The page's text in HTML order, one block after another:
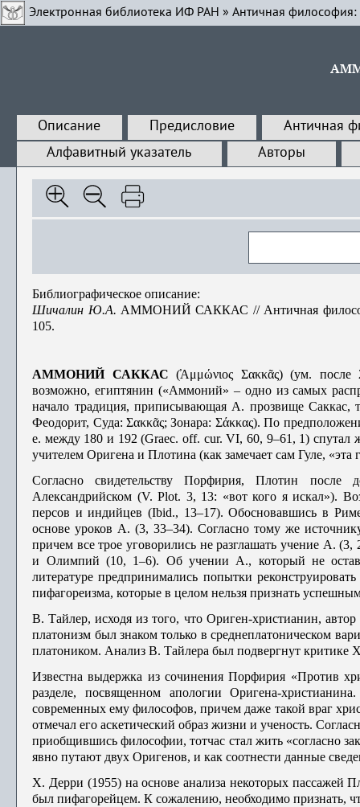
Электронная библиотека ИФ РАН » Античная философия:
Описание Предисловие
Античная
Алфавитный указатель
Авторы
Библиографическое описание:
Шичалин Ю.А. АММОНИЙ САККАС // Античная
105.
АММОНИЙ САККАС (̕Αμμώνιος Σακκᾶς) (ум.
возможно, египтянин («Аммоний» – одно из самых
начало традиция, приписывающая А. прозвище
Феодорит, Суда: Σακκᾶς; Зонара: Σάκκας). По
е. между 180 и 192 (Graec. off. cur. VI, 60, 9–61, 1)
учителем Оригена и Плотина (как замечает сам Гуле,
Согласно свидетельству Порфирия, Плотин после
Александрийском (V. Plot. 3, 13: «вот кого я искал»).
персов и индийцев (Ibid., 13–17). Обосновавшись в
основе уроков А. (3, 33–34). Согласно тому же
причем все трое уговорились не разглашать учение А.
и Олимпий (10, 1–6). Об учении А., который не
литературе предпринимались попытки
пифагоре­изма, которые в целом нельзя признать
В. Тайлер, исходя из того, что Ориген-христианин,
платонизм был знаком только в среднеплатоническом
платоником. Анализ В. Тайлера был подвергнут
Известна выдержка из сочинения Порфирия «Против
разделе, посвященном апологии Оригена-
современных ему философов, причем даже такой враг
отмечал его аскетический образ жизни и ученость.
приобщившись философии, тотчас стал жить «согласно
явно путают двух Оригенов, и как соотнести данные
Х. Дерри (1955) на основе анализа некоторых пассажей
был пифаго­рейцем. К сожалению, необходимо признать,